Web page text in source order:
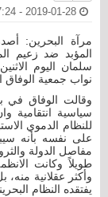
مرآة البحرين:
المؤبد ضد زعيم
نواب جمعية الوفاق
وقالت الوفاق في
سياسية انتقامية
للنظام الدموي
مفاصل الدولة
طويلاً وكانت
وأكثر عقلانية
يفتقده النظام